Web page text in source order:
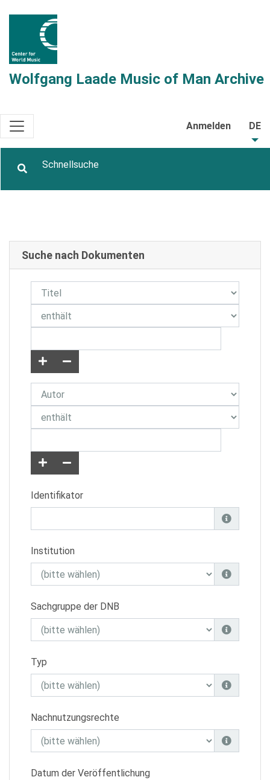
Wolfgang Laade Music of Man Archive
Anmelden DE
Suche nach Dokumenten
Identifikator
Institution
Sachgruppe der DNB
Typ
Nachnutzungsrechte
Datum der Veröffentlichung